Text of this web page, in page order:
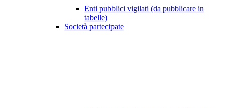
Enti pubblici vigilati (da pubblicare in
tabelle)
Società partecipate